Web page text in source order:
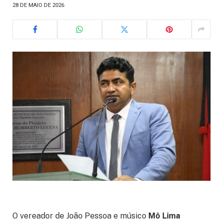
28 DE MAIO DE 2026
O vereador de João Pessoa e músico Mô Lima